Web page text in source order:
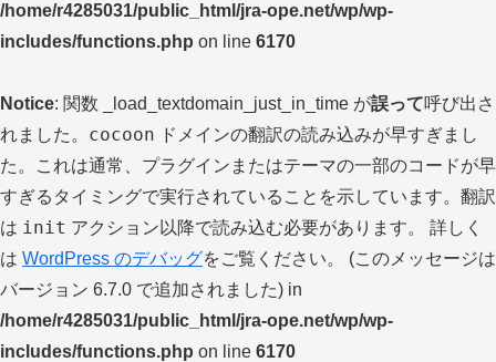
/home/r4285031/public_html/jra-ope.net/wp/wp-
includes/functions.php on line 6170
Notice: 関数 _load_textdomain_just_in_time が誤って呼び出さ
れました。 cocoon ドメインの翻訳の読み込みが早すぎまし
た。これは通常、プラグインまたはテーマの一部のコードが早
すぎるタイミングで実行されていることを示しています。翻訳
は init アクション以降で読み込む必要があります。 詳しく
は WordPress のデバッグをご覧ください。 (このメッセージは
バージョン 6.7.0 で追加されました) in
/home/r4285031/public_html/jra-ope.net/wp/wp-
includes/functions.php on line 6170